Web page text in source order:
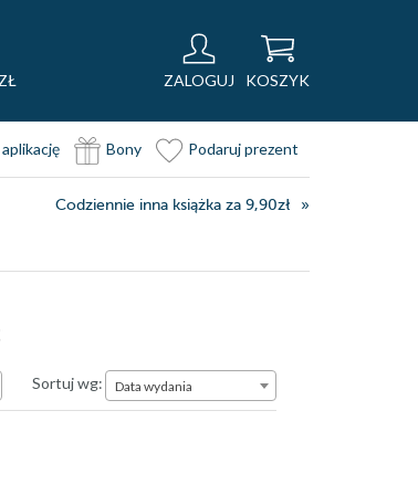
ZALOGUJ KOSZYK
Bony Podaruj prezent
Codziennie inna książka za 9,90zł
Sortuj wg:Data wydania
Data wydania